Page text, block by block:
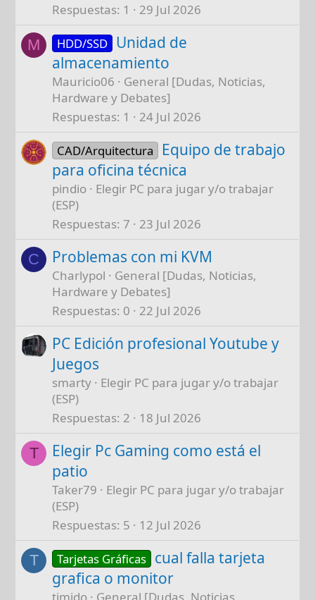
Respuestas 1 29 Jul 2026
M HDD/SSD Unidad de
almacenamiento
Mauricio06
General [Dudas, Noticias,
Hardware y Debates]
Respuestas 1 24 Jul 2026
CAD/Arquitectura
Equipo de trabajo
para oficina técnica
pindio
Elegir PC para jugar y/o trabajar
(ESP)
Respuestas 7 23 Jul 2026
C Problemas con mi KVM
Charlypol
General [Dudas, Noticias,
Hardware y Debates]
Respuestas 0 22 Jul 2026
PC Edición profesional Youtube y
Juegos
smarty
Elegir PC para jugar y/o trabajar
(ESP)
Respuestas 2 18 Jul 2026
T
Elegir Pc Gaming como está el
patio
Taker79
Elegir PC para jugar y/o trabajar
(ESP)
Respuestas 5 12 Jul 2026
T Tarjetas Gráficas cual falla tarjeta
grafica o monitor